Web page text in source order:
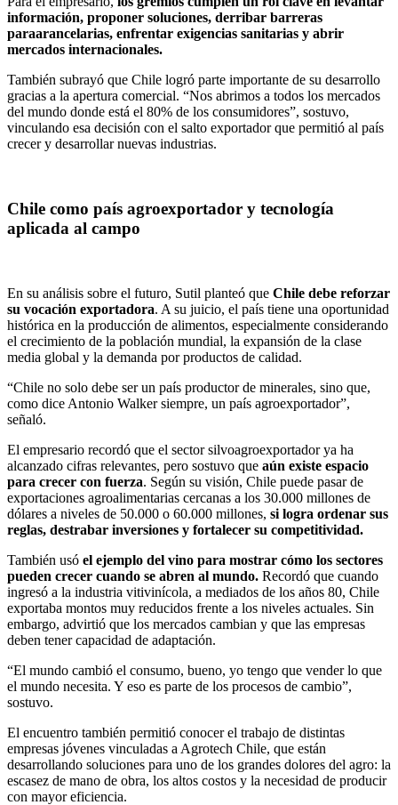
información, proponer soluciones, derribar barreras
paraarancelarias, enfrentar exigencias sanitarias y abrir
mercados internacionales.
También subrayó que Chile logró parte importante de su desarrollo
gracias a la apertura comercial. “Nos abrimos a todos los mercados
del mundo donde está el 80% de los consumidores”, sostuvo,
vinculando esa decisión con el salto exportador que permitió al país
crecer y desarrollar nuevas industrias.
Chile como país agroexportador y tecnología
aplicada al campo
En su análisis sobre el futuro, Sutil planteó que Chile debe reforzar
su vocación exportadora. A su juicio, el país tiene una oportunidad
histórica en la producción de alimentos, especialmente considerando
el crecimiento de la población mundial, la expansión de la clase
media global y la demanda por productos de calidad.
“Chile no solo debe ser un país productor de minerales, sino que,
como dice Antonio Walker siempre, un país agroexportador”,
señaló.
El empresario recordó que el sector silvoagroexportador ya ha
alcanzado cifras relevantes, pero sostuvo que aún existe espacio
para crecer con fuerza. Según su visión, Chile puede pasar de
exportaciones agroalimentarias cercanas a los 30.000 millones de
dólares a niveles de 50.000 o 60.000 millones, si logra ordenar sus
reglas, destrabar inversiones y fortalecer su competitividad.
También usó el ejemplo del vino para mostrar cómo los sectores
pueden crecer cuando se abren al mundo. Recordó que cuando
ingresó a la industria vitivinícola, a mediados de los años 80, Chile
exportaba montos muy reducidos frente a los niveles actuales. Sin
embargo, advirtió que los mercados cambian y que las empresas
deben tener capacidad de adaptación.
“El mundo cambió el consumo, bueno, yo tengo que vender lo que
el mundo necesita. Y eso es parte de los procesos de cambio”,
sostuvo.
El encuentro también permitió conocer el trabajo de distintas
empresas jóvenes vinculadas a Agrotech Chile, que están
desarrollando soluciones para uno de los grandes dolores del agro: la
escasez de mano de obra, los altos costos y la necesidad de producir
con mayor eficiencia.